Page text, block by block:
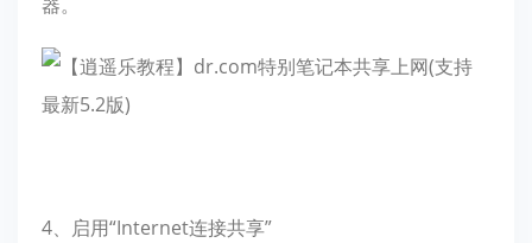
4、启用“Internet连接共享”